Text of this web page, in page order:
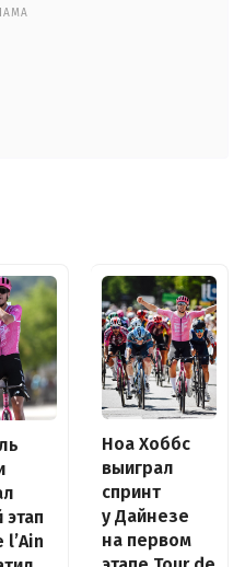
этап
l’Ain
Ноа Хоббс
выиграл
спринт
у Дайнезе
на первом